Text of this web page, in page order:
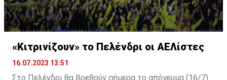
«Κιτρινίζουν» το Πελένδρι οι ΑΕΛίστες
16.07.2023 13:51
Στο Πελένδρι θα βρεθούν σήμερα το απόγευμα (16/7)